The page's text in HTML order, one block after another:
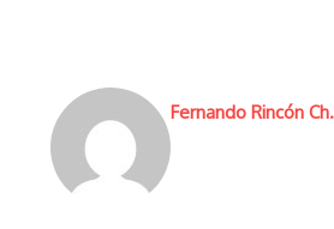
Fernando Rincón Ch.